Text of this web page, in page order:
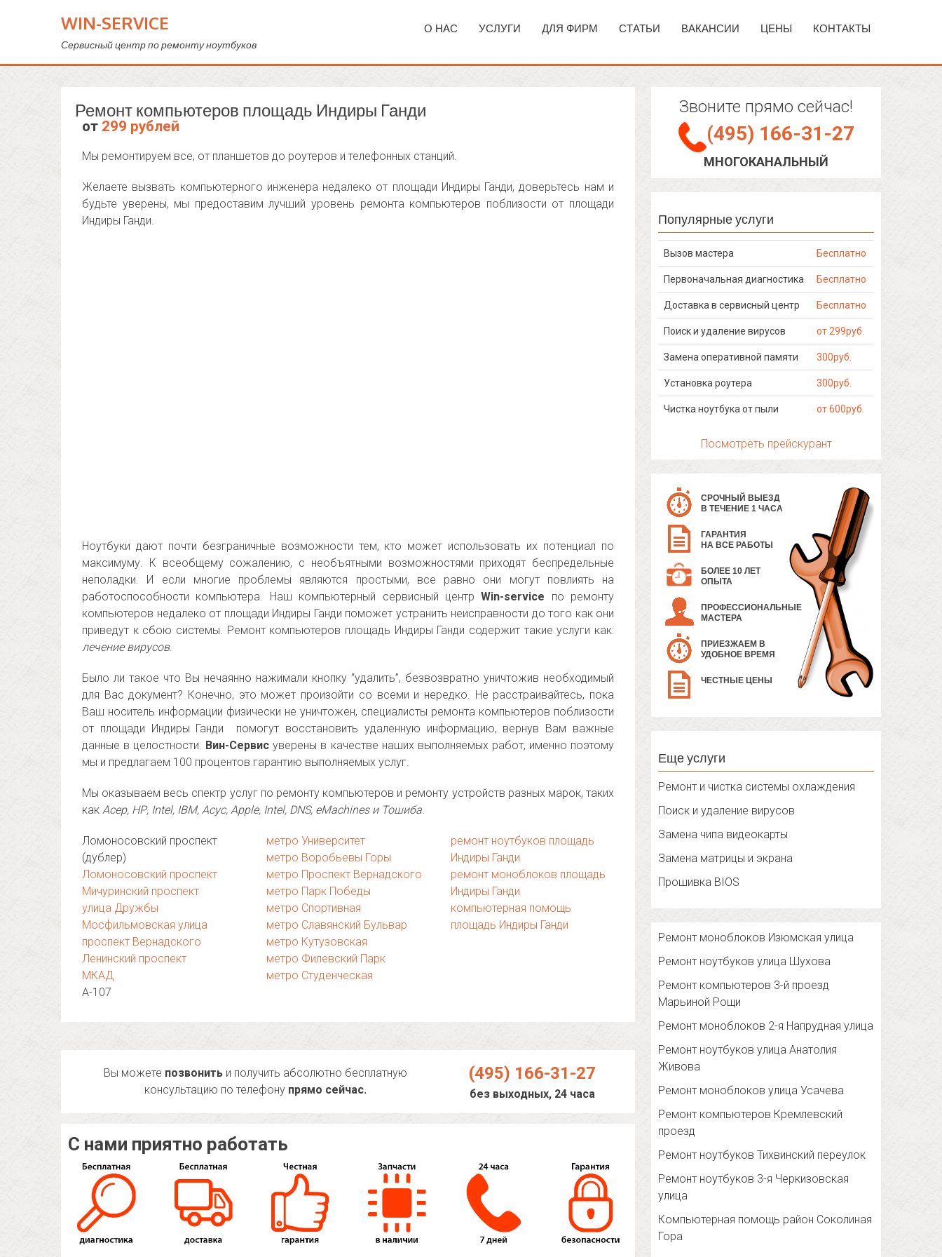
WIN-SERVICE
Сервисный центр по ремонту ноутбуков
О НАС УСЛУГИ ДЛЯ ФИРМ СТАТЬИ ВАКАНСИИ ЦЕНЫ КОНТАКТЫ
Ремонт компьютеров площадь Индиры Ганди
от 299 рублей
Мы ремонтируем все, от планшетов до роутеров и телефонных станций.
Желаете вызвать компьютерного инженера недалеко от площади Индиры Ганди, доверьтесь нам и
будьте уверены, мы предоставим лучший уровень ремонта компьютеров поблизости от площади
Индиры Ганди.
Ноутбуки дают почти безграничные возможности тем, кто может использовать их потенциал по
максимуму. К всеобщему сожалению, с необъятными возможностями приходят беспредельные
неполадки. И если многие проблемы являются простыми, все равно они могут повлиять на
работоспособности компьютера. Наш компьютерный сервисный центрWin-service по ремонту
компьютеров недалеко от площади Индиры Ганди поможет устранить неисправности до того как они
приведут к сбою системы. Ремонт компьютеров площадь Индиры Ганди содержит такие услуги как:
лечение вирусов.
Было ли такое что Вы нечаянно нажимали кнопку “удалить”, безвозвратно уничтожив необходимый
для Вас документ? Конечно, это может произойти со всеми и нередко. Не расстраивайтесь, пока
Ваш носитель информации физически не уничтожен, специалисты ремонта компьютеров поблизости
от площади Индиры Ганди помогут восстановить удаленную информацию, вернув Вам важные
данные в целостности. Вин-Сервис уверены в качестве наших выполняемых работ, именно поэтому
мы и предлагаем 100 процентов гарантию выполняемых услуг.
Мы оказываем весь спектр услуг по ремонту компьютеров и ремонту устройств разных марок, таких
как Асер, НР, Intel, IBM, Асус, Apple, Intel, DNS, eMachines и Тошиба.
Ломоносовский проспект
(дублер)
Ломоносовский проспект
Мичуринский проспект
улица Дружбы
Мосфильмовская улица
проспект Вернадского
Ленинский проспект
МКАД
А-107
метро Университет
метро Воробьевы Горы
метро Проспект Вернадского
метро Парк Победы
метро Спортивная
метро Славянский Бульвар
метро Кутузовская
метро Филевский Парк
метро Студенческая
ремонт ноутбуков площадь
Индиры Ганди
ремонт моноблоков площадь
Индиры Ганди
компьютерная помощь
площадь Индиры Ганди
Вы можете позвонить и получить абсолютно бесплатную
консультацию по телефону прямо сейчас.
(495) 166-31-27
без выходных, 24 часа
С нами приятно работать
Звоните прямо сейчас!
(495) 166-31-27
МНОГОКАНАЛЬНЫЙ
Популярные услуги
Вызов мастера Бесплатно
Первоначальная диагностика Бесплатно
Доставка в сервисный центр Бесплатно
Поиск и удаление вирусов от 299руб.
Замена оперативной памяти 300руб.
Установка роутера 300руб.
Чистка ноутбука от пыли от 600руб.
Посмотреть прейскурант
СРОЧНЫЙ ВЫЕЗД
В ТЕЧЕНИЕ 1 ЧАСА
ГАРАНТИЯ
НА ВСЕ РАБОТЫ
БОЛЕЕ 10 ЛЕТ
ОПЫТА
ПРОФЕССИОНАЛЬНЫЕ
МАСТЕРА
ПРИЕЗЖАЕМ В
УДОБНОЕ ВРЕМЯ
ЧЕСТНЫЕ ЦЕНЫ
Еще услуги
Ремонт и чистка системы охлаждения
Поиск и удаление вирусов
Замена чипа видеокарты
Замена матрицы и экрана
Прошивка BIOS
Ремонт моноблоков Изюмская улица
Ремонт ноутбуков улица Шухова
Ремонт компьютеров 3-й проезд
Марьиной Рощи
Ремонт моноблоков 2-я Напрудная улица
Ремонт ноутбуков улица Анатолия
Живова
Ремонт моноблоков улица Усачева
Ремонт компьютеров Кремлевский
проезд
Ремонт ноутбуков Тихвинский переулок
Ремонт ноутбуков 3-я Черкизовская
улица
Компьютерная помощь район Соколиная
Гора